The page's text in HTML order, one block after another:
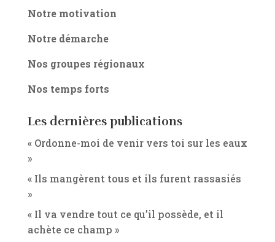
Notre motivation
Notre démarche
Nos groupes régionaux
Nos temps forts
Les dernières publications
« Ordonne-moi de venir vers toi sur les eaux
»
« Ils mangèrent tous et ils furent rassasiés
»
« Il va vendre tout ce qu’il possède, et il
achète ce champ »